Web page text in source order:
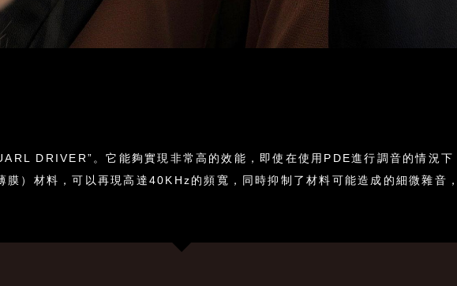
DRIVER”。它能夠實現非常高的效能，即使在使用PDE進行調音的情況下
）材料，可以再現高達40KHz的頻寬，同時抑制了材料可能造成的細微雜音